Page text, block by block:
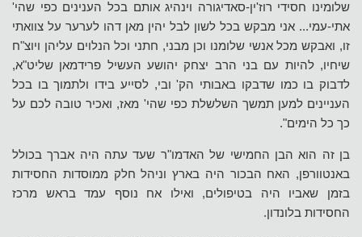
שלומינו חסידי רוז'ין-סאדיגורה וינהיג אותם בכל הענינים כפי שהי'
אתי-עמי... אני מבקש בכל לשון לבל יהין מאן דהו לערער על צוואתי
זו, ואבקש מכל אנשי שלומנו וכן מבני, חתני וכל הנלוים עליהן ויוצ"ח
שיחיו, להיות עם בני הרב יצחק יהושע העשיל פרידמאן שליט"א,
לדבוק בו כמו שדבקו באבותי הק' ובי, לסייע בידו ולתמוך בו בכל
העניינים למען תמשך השלשלת כפי שהי' מאז, ואכיר טובה לכם על
כך כל הימים".
בן זה הוא הבן החמישי של האדמו"ר שעד עתה היה אברך בכולל
באנטוורפן, האח הבכור היה בארץ וניהל חלק ממוסדות החסידות
בזמן שאביו היה בטיפולים, ואילו אח נוסף עמד בראש מרכז
החסידות בלונדון.